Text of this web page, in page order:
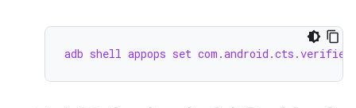
adb shell appops set com.android.cts.verifier